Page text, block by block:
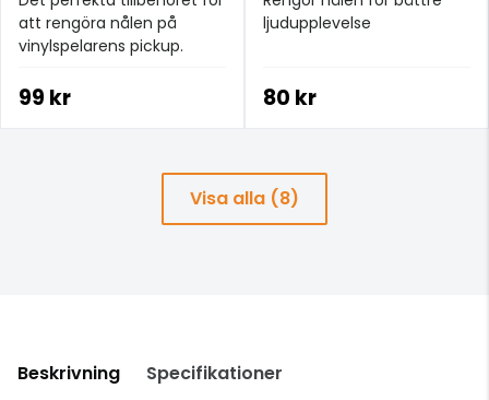
att rengöra nålen på
vinylspelarens pickup.
99 kr
ljudupplevelse
80 kr
Visa alla (8)
Beskrivning Specifikationer